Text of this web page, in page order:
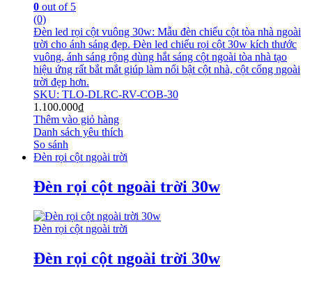
0 out of 5
(0)
Đèn led rọi cột vuông 30w: Mẫu đèn chiếu cột tòa nhà ngoài
trời cho ánh sáng đẹp. Đèn led chiếu rọi cột 30w kích thước
vuông, ánh sáng rộng dùng hắt sáng cột ngoài tòa nhà tạo
hiệu ứng rất bắt mắt giúp làm nổi bật cột nhà, cột cổng ngoài
trời đẹp hơn.
SKU: TLO-DLRC-RV-COB-30
1.100.000₫
Thêm vào giỏ hàng
Danh sách yêu thích
So sánh
Đèn rọi cột ngoài trời
Đèn rọi cột ngoài trời 30w
Đèn rọi cột ngoài trời
Đèn rọi cột ngoài trời 30w